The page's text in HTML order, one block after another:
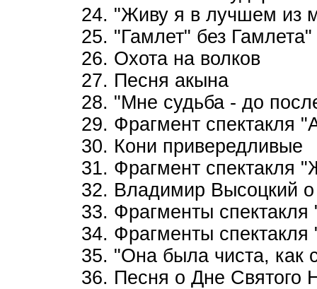
24. "Живу я в лучшем из
25. "Гамлет" без Гамлета"
26. Охота на волков
27. Песня акына
28. "Мне судьба - до
29. Фрагмент спектакля
30. Кони привередливые
31. Фрагмент спектакля
32. Владимир Высоцкий о
33. Фрагменты спектакля
34. Фрагменты
35. "Она была чиста, как
36. Песня о Дне Святого